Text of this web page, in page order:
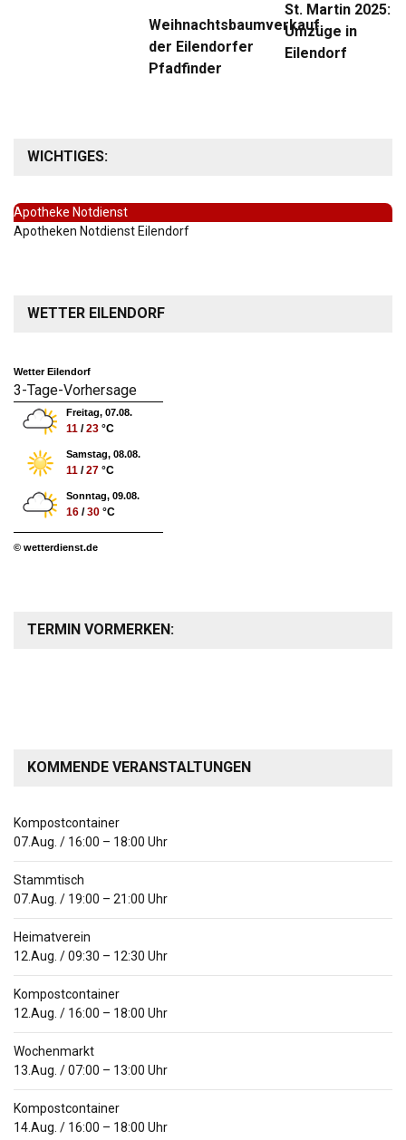
Weihnachtsbaumverkauf
der Eilendorfer
Pfadfinder
St. Martin 2025:
Umzüge in
Eilendorf
WICHTIGES:
Apotheke Notdienst
Apotheken Notdienst Eilendorf
WETTER EILENDORF
Wetter Eilendorf
3-Tage-Vorhersage
Freitag, 07.08.
11 /23 °C
Samstag, 08.08.
11 /27 °C
Sonntag, 09.08.
16 /30 °C
© wetterdienst.de
TERMIN VORMERKEN:
KOMMENDE VERANSTALTUNGEN
Kompostcontainer
07.Aug. / 16:00 – 18:00 Uhr
Stammtisch
07.Aug. / 19:00 – 21:00 Uhr
Heimatverein
12.Aug. /09:30 – 12:30 Uhr
Kompostcontainer
12.Aug. / 16:00 – 18:00 Uhr
Wochenmarkt
13.Aug. /07:00 – 13:00 Uhr
Kompostcontainer
14.Aug. / 16:00 – 18:00 Uhr